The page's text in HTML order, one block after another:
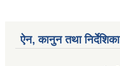
ऐन, कानुन तथा निर्देशिका